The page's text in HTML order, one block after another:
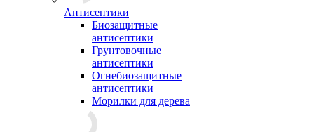
Антисептики
Биозащитные
антисептики
Грунтовочные
антисептики
Огнебиозащитные
антисептики
Морилки для дерева